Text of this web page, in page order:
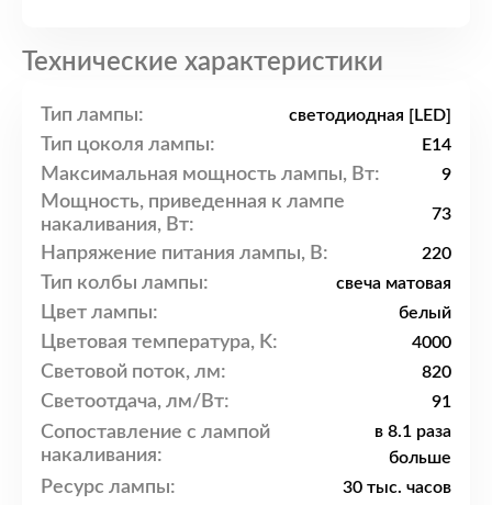
Технические характеристики
Тип лампы: светодиодная [LED]
Тип цоколя лампы: E14
Максимальная мощность лампы, Вт: 9
Мощность, приведенная к лампе
накаливания, Вт:
73
Напряжение питания лампы, В: 220
Тип колбы лампы: свеча матовая
Цвет лампы: белый
Цветовая температура, K: 4000
Световой поток, лм: 820
Светоотдача, лм/Вт: 91
Сопоставление с лампой
накаливания:
в 8.1 раза
больше
Ресурс лампы: 30 тыс. часов